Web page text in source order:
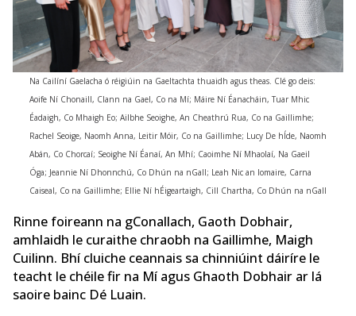
Na Cailíní Gaelacha ó réigiúin na Gaeltachta thuaidh agus theas. Clé go deis:
Aoife Ní Chonaill, Clann na Gael, Co na Mí; Máire Ní Éanacháin, Tuar Mhic
Éadaigh, Co Mhaigh Eo; Ailbhe Seoighe, An Cheathrú Rua, Co na Gaillimhe;
Rachel Seoige, Naomh Anna, Leitir Móir, Co na Gaillimhe; Lucy De hÍde, Naomh
Abán, Co Chorcaí; Seoighe Ní Éanaí, An Mhí; Caoimhe Ní Mhaolaí, Na Gaeil
Óga; Jeannie Ní Dhonnchú, Co Dhún na nGall; Leah Nic an Iomaire, Carna
Caiseal, Co na Gaillimhe; Ellie Ní hÉigeartaigh, Cill Chartha, Co Dhún na nGall
Rinne foireann na gConallach, Gaoth Dobhair,
amhlaidh le curaithe chraobh na Gaillimhe, Maigh
Cuilinn. Bhí cluiche ceannais sa chinniúint dáiríre le
teacht le chéile fir na Mí agus Ghaoth Dobhair ar lá
saoire bainc Dé Luain.